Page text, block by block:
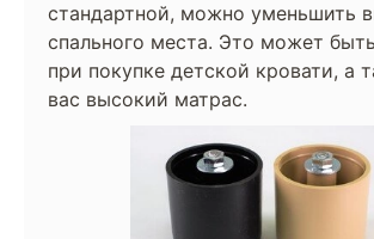
стандартной, можно уменьшить
спального места. Это может
при покупке детской кровати, а
вас высокий матрас.